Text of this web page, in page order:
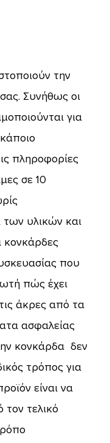
την
Συνήθως οι
για
πληροφορίες
σε 10
υλικών και
που
πώς έχει
άκρες από τα
ασφαλείας
κονκάρδα δεν
τρόπος για
είναι να
τελικό